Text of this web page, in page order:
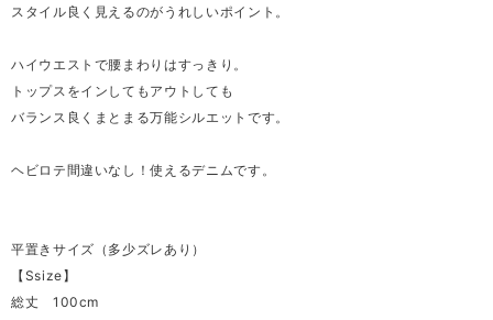
スタイル良く見えるのがうれしいポイント。
ハイウエストで腰まわりはすっきり。
トップスをインしてもアウトしても
バランス良くまとまる万能シルエットです。
ヘビロテ間違いなし！使えるデニムです。
平置きサイズ（多少ズレあり）
【Ssize】
総丈 100cm